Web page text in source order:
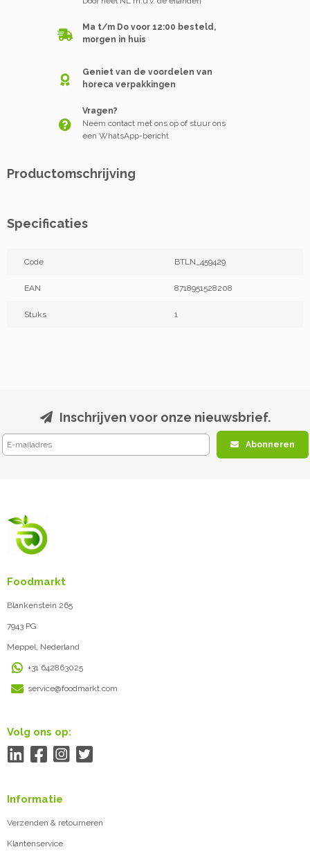
Ma t/m Do voor 12:00 besteld,
morgen in huis
Geniet van de voordelen van
horeca verpakkingen
Vragen?
Neem contact met ons op of stuur ons
een WhatsApp-bericht
Productomschrijving
Specificaties
Code BTLN_459429
EAN 8718951528208
Stuks 1
Inschrijven voor onze nieuwsbrief.
Abonneren
Foodmarkt
Blankenstein 265
7943 PG
Meppel, Nederland
+31 642863025
service@foodmarkt.com
Volg ons op:
Informatie
Verzenden & retourneren
Klantenservice